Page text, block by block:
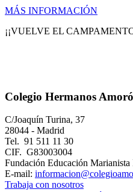
MÁS INFORMACIÓN
¡¡VUELVE EL
Colegio Hermanos
C/Joaquín Turina, 37
28044 - Madrid
Tel. 91 511 11 30
CIF. G83003004
Fundación Educación
E-mail:
Trabaja con nosotros